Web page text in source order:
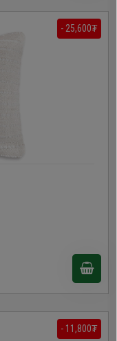
- 25,600₮
- 11,800₮